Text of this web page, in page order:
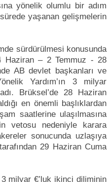
yönelik olumlu bir adım
yaşanan gelişmelerin
sürdürülmesi konusunda
Haziran – 2 Temmuz - 28
AB devlet başkanları ve
Yardım’ın 3 milyar
Brüksel’de 28 Haziran
en önemli başlıklardan
saatlerine ulaşılmasına
vetosu nedeniyle karara
sonucunda uzlaşıya
29 Haziran Cuma
3 milyar €’luk ikinci diliminin